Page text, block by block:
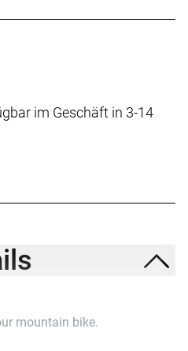
im Geschäft in 3-14
mountain bike.